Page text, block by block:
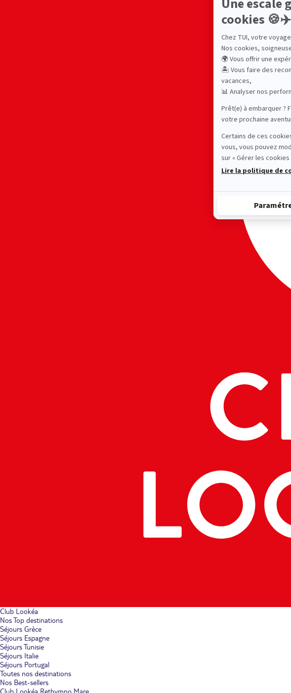
Club Lookéa
Nos Top destinations
Séjours Grèce
Séjours Espagne
Séjours Tunisie
Séjours Italie
Séjours Portugal
Toutes nos destinations
Nos Best-sellers